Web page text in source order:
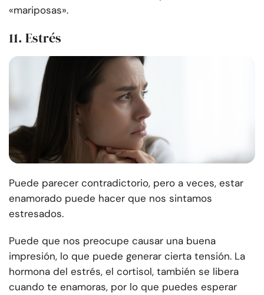
«mariposas».
11. Estrés
Puede parecer contradictorio, pero a veces, estar
enamorado puede hacer que nos sintamos
estresados.
Puede que nos preocupe causar una buena
impresión, lo que puede generar cierta tensión. La
hormona del estrés, el cortisol, también se libera
cuando te enamoras, por lo que puedes esperar